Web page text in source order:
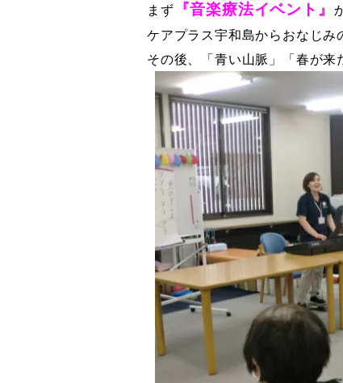
まず
『音楽療法イベント』
ケアプラス宇和島からおなじみ
その後、「青い山脈」「春が